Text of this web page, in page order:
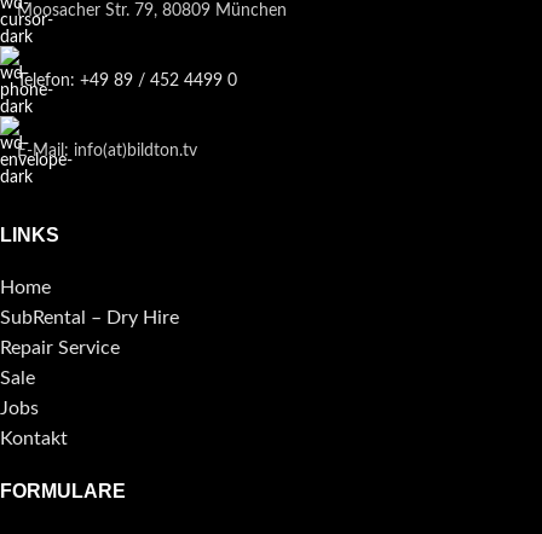
Moosacher Str. 79, 80809 München
Telefon: +49 89 / 452 4499 0
E-Mail: info(at)bildton.tv
LINKS
Home
SubRental – Dry Hire
Repair Service
Sale
Jobs
Kontakt
FORMULARE